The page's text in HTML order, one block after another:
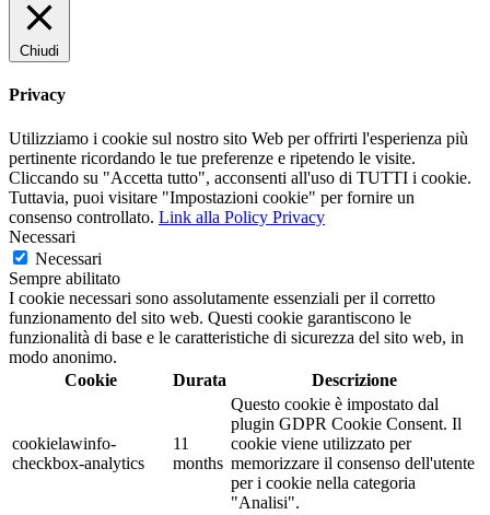
Chiudi
Privacy
Utilizziamo i cookie sul nostro sito Web per offrirti l'esperienza più
pertinente ricordando le tue preferenze e ripetendo le visite.
Cliccando su "Accetta tutto", acconsenti all'uso di TUTTI i cookie.
Tuttavia, puoi visitare "Impostazioni cookie" per fornire un
consenso controllato. Link alla Policy Privacy
Necessari
Necessari
Sempre abilitato
I cookie necessari sono assolutamente essenziali per il corretto
funzionamento del sito web. Questi cookie garantiscono le
funzionalità di base e le caratteristiche di sicurezza del sito web, in
modo anonimo.
Cookie
Durata Descrizione
cookielawinfo-
checkbox-analytics
11
months
Questo cookie è impostato dal
plugin GDPR Cookie Consent. Il
cookie viene utilizzato per
memorizzare il consenso dell'utente
per i cookie nella categoria
"Analisi".